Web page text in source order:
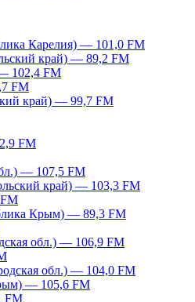
Карелия) — 101,0 FM
край) — 89,2 FM
102,4 FM
FM
край) — 99,7 FM
FM
— 107,5 FM
край) — 103,3 FM
Крым) — 89,3 FM
обл.) — 106,9 FM
обл.) — 104,0 FM
— 105,6 FM
FM